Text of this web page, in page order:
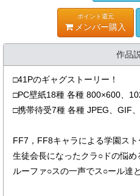
ポイント還元
メンバー購入
作品
□41Pのギャグストーリー！
□PC壁紙18種 各種 800×600、
□携帯待受7種 各種 JPEG、GIF
FF7，FF8キャラによる学園スト
生徒会長になったクラ○ドの悩め
ルーファ○スの一声でス○ール達